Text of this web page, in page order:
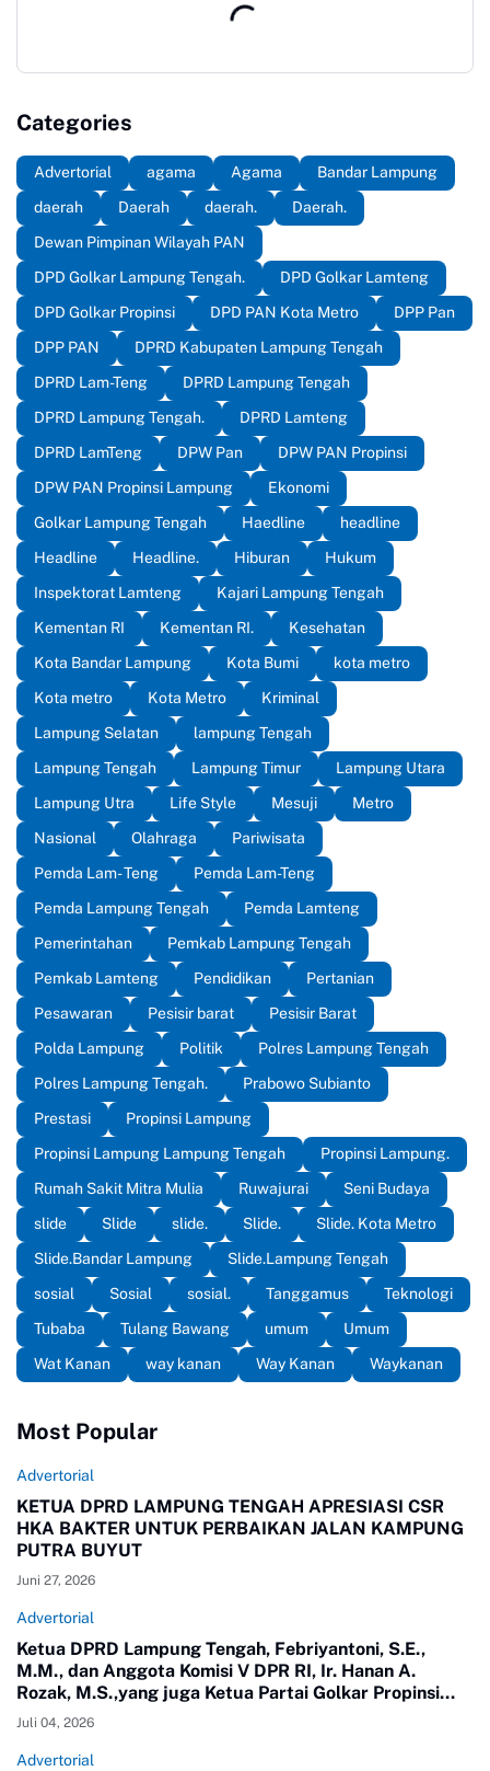
Categories
Advertorial agama Agama
Bandar Lampung
daerah
Daerah daerah.
Daerah.
Dewan Pimpinan Wilayah PAN
DPD Golkar Lampung Tengah.
DPD Golkar Lamteng
DPD Golkar Propinsi
DPD PAN Kota Metro
DPP Pan
DPP PAN
DPRD Kabupaten Lampung Tengah
DPRD Lam-Teng
DPRD Lampung Tengah
DPRD Lampung Tengah.
DPRD Lamteng
DPRD LamTeng
DPW Pan
DPW PAN Propinsi
DPW PAN Propinsi Lampung
Ekonomi
Golkar Lampung Tengah
Haedline
headline
Headline
Headline. Hiburan
Hukum
Inspektorat Lamteng
Kajari Lampung Tengah
Kementan RI
Kementan RI.
Kesehatan
Kota Bandar Lampung
Kota Bumi
kota metro
Kota metro
Kota Metro
Kriminal
Lampung Selatan
lampung Tengah
Lampung Tengah
Lampung Timur
Lampung Utara
Lampung Utra
Life Style Mesuji
Metro
Nasional
Olahraga
Pariwisata
Pemda Lam- Teng
Pemda Lam-Teng
Pemda Lampung Tengah
Pemda Lamteng
Pemerintahan
Pemkab Lampung Tengah
Pemkab Lamteng
Pendidikan
Pertanian
Pesawaran
Pesisir barat
Pesisir Barat
Polda Lampung
Politik
Polres Lampung Tengah
Polres Lampung Tengah.
Prabowo Subianto
Prestasi
Propinsi Lampung
Propinsi Lampung Lampung Tengah
Propinsi Lampung.
Rumah Sakit Mitra Mulia
Ruwajurai
Seni Budaya
slide
Slide slide. Slide.
Slide. Kota Metro
Slide.Bandar Lampung
Slide.Lampung Tengah
sosial
Sosial sosial. Tanggamus
Teknologi
Tubaba
Tulang Bawang umum
Umum
Wat Kanan
way kanan Way Kanan Waykanan
Most Popular
Advertorial
KETUA DPRD LAMPUNG TENGAH APRESIASI CSR
HKA BAKTER UNTUK PERBAIKAN JALAN KAMPUNG
PUTRA BUYUT
Juni 27, 2026
Advertorial
Ketua DPRD Lampung Tengah, Febriyantoni, S.E.,
M.M., dan Anggota Komisi V DPR RI, Ir. Hanan A.
Rozak, M.S.,yang juga Ketua Partai Golkar Propinsi
Lampung meninjau langsung jalan di Kampung Putra
Buyut, Kecamatan Gunung Sugih.
Juli 04, 2026
Advertorial